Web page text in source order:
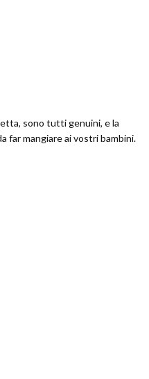
sono tutti genuini, e la
far mangiare ai vostri bambini.